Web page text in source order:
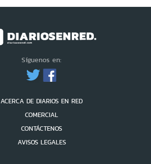
Síguenos en:
ACERCA DE DIARIOS EN RED
COMERCIAL
CONTÁCTENOS
AVISOS LEGALES